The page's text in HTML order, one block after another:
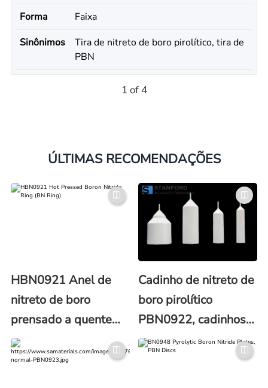
Forma
Faixa
Sinônimos
Tira de nitreto de boro pirolítico, tira de
PBN
1 of 4
ÚLTIMAS RECOMENDAÇÕES
HBN0921 Anel de
nitreto de boro
prensado a quente
(BN Ring)
Cadinho de nitreto de
boro pirolítico
PBN0922, cadinhos
PBN